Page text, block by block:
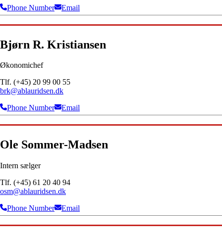
Phone Number Email
Bjørn R. Kristiansen
Økonomichef
Tlf. (+45) 20 99 00 55
brk@ablauridsen.dk
Phone Number
Email
Ole Sommer-Madsen
Intern sælger
Tlf. (+45) 61 20 40 94
osm@ablauridsen.dk
Phone Number
Email